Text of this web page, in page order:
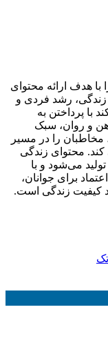
فعالیت خود را با هدف ارائه محتوای
زندگی، رشد فردی و
با پرداختن به
و روان، سبک
مخاطبان را در مسیر
کند. محتوای زندگی
تولید می‌شود و با
برای جوانان،
کیفیت زندگی است.